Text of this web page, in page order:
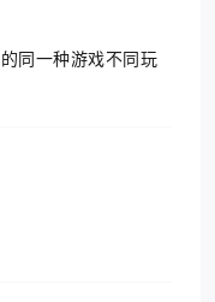
同一种游戏不同玩